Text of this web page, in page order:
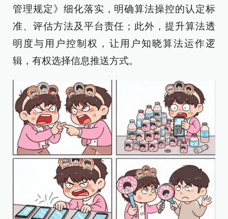
管理规定》细化落实，明确算法操控的认定标
准、评估方法及平台责任；此外，提升算法透
明度与用户控制权，让用户知晓算法运作逻
辑，有权选择信息推送方式。